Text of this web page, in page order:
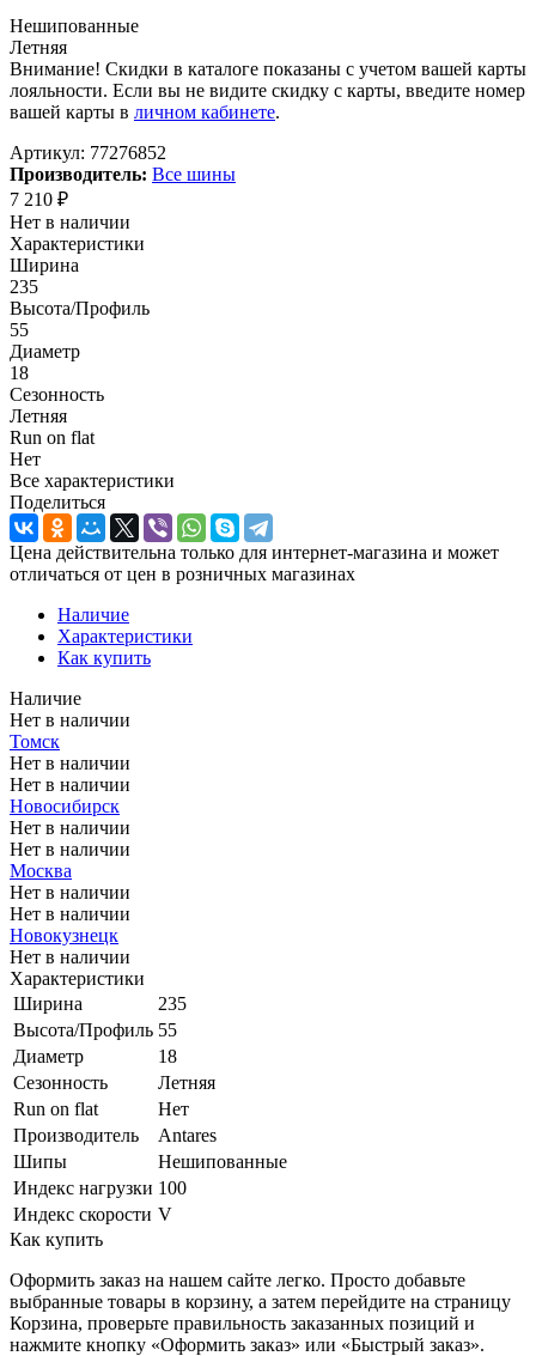
Нешипованные
Летняя
Внимание! Скидки в каталоге показаны с учетом вашей карты
лояльности. Если вы не видите скидку с карты, введите номер
вашей карты в личном кабинете.
Артикул: 77276852
Производитель: Все шины
7 210 ₽
Нет в наличии
Характеристики
Ширина
235
Высота/Профиль
55
Диаметр
18
Сезонность
Летняя
Run on flat
Нет
Все характеристики
Поделиться
Цена действительна только для интернет-магазина и может
отличаться от цен в розничных магазинах
Наличие
Характеристики
Как купить
Наличие
Нет в наличии
Томск
Нет в наличии
Нет в наличии
Новосибирск
Нет в наличии
Нет в наличии
Москва
Нет в наличии
Нет в наличии
Новокузнецк
Нет в наличии
Характеристики
Ширина
235
Высота/Профиль 55
Диаметр
18
Сезонность
Летняя
Run on flat
Нет
Производитель
Antares
Шипы
Нешипованные
Индекс нагрузки 100
Индекс скорости V
Как купить
Оформить заказ на нашем сайте легко. Просто добавьте
выбранные товары в корзину, а затем перейдите на страницу
Корзина, проверьте правильность заказанных позиций и
нажмите кнопку «Оформить заказ» или «Быстрый заказ».